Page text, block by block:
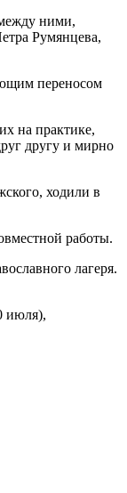
ними,
Румянцева,
переносом
на практике,
другу и мирно
ходили в
работы.
лагеря.
июля),